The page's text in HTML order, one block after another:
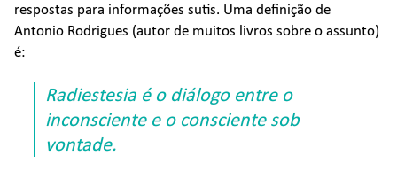
respostas para informações sutis. Uma definição de
Antonio Rodrigues (autor de muitos livros sobre o assunto)
é:
Radiestesia é o diálogo entre o
inconsciente e o consciente sob
vontade.